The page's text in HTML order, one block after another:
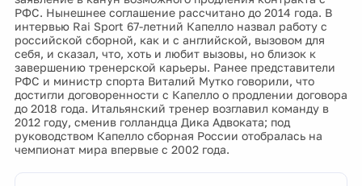
РФС. Нынешнее соглашение рассчитано до 2014 года. В
интервью Rai Sport 67-летний Капелло назвал работу с
российской сборной, как и с английской, вызовом для
себя, и сказал, что, хоть и любит вызовы, но близок к
завершению тренерской карьеры. Ранее представители
РФС и министр спорта Виталий Мутко говорили, что
достигли договоренности с Капелло о продлении договора
до 2018 года. Итальянский тренер возглавил команду в
2012 году, сменив голландца Дика Адвоката; под
руководством Капелло сборная России отобралась на
чемпионат мира впервые с 2002 года.